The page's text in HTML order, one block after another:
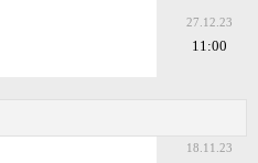
27.12.23
11:00
18.11.23